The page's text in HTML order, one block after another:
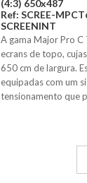
(4:3) 650x487
Ref: SCREE-
SCREENINT
A gama Major Pro C
ecrans de topo,
650 cm de largura.
equipadas com um
tensionamento que